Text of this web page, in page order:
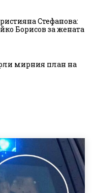
Стефанова:
Борисов за жената
мирния план на